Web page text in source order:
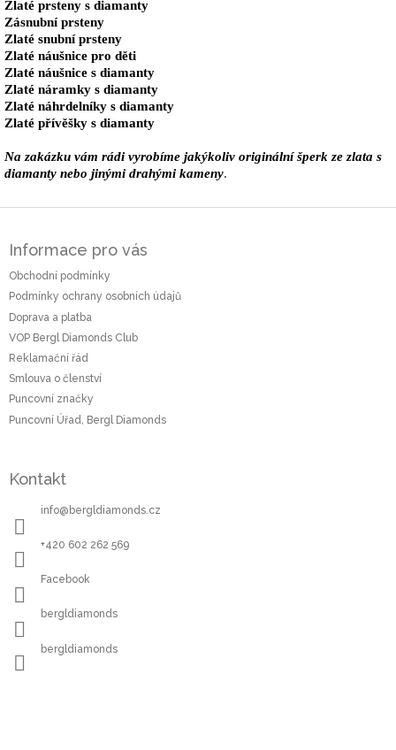
Zlaté prsteny s diamanty
Zásnubní prsteny
Zlaté snubní prsteny
Zlaté náušnice pro děti
Zlaté náušnice s diamanty
Zlaté náramky s diamanty
Zlaté náhrdelníky s diamanty
Zlaté přívěšky s diamanty
Na zakázku vám rádi vyrobíme jakýkoliv originální šperk ze zlata s
diamanty nebo jinými drahými kameny.
Informace pro vás
Obchodní podmínky
Podmínky ochrany osobních údajů
Doprava a platba
VOP Bergl Diamonds Club
Reklamační řád
Smlouva o členství
Puncovní značky
Puncovní Úřad, Bergl Diamonds
Kontakt
info@ bergldiamonds.cz
+420 602 262 569
Facebook
bergldiamonds
bergldiamonds